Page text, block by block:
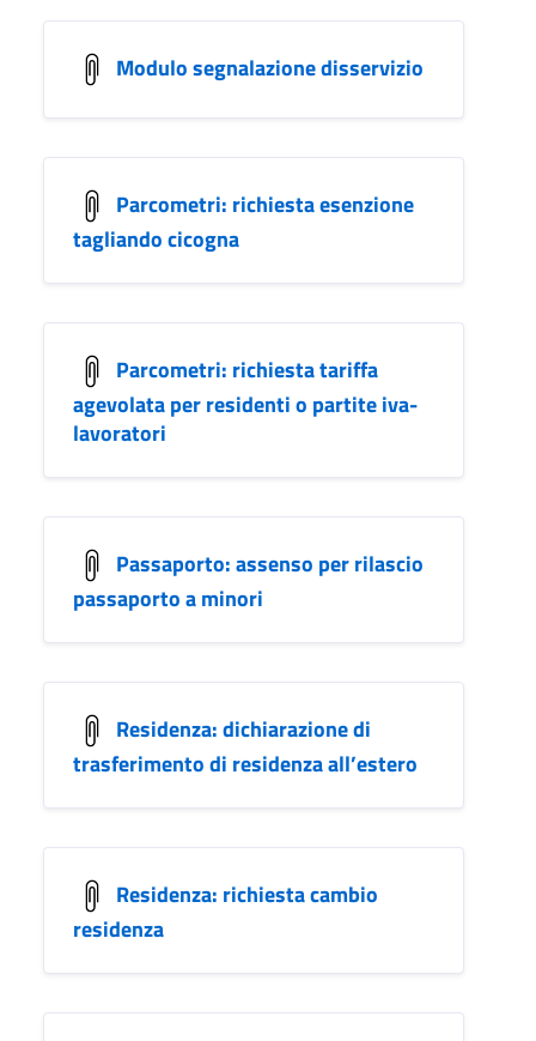
Modulo segnalazione disservizio
Parcometri: richiesta esenzione
tagliando cicogna
Parcometri: richiesta tariffa
agevolata per residenti o partite iva-
lavoratori
Passaporto: assenso per rilascio
passaporto a minori
Residenza: dichiarazione di
trasferimento di residenza all’estero
Residenza: richiesta cambio
residenza